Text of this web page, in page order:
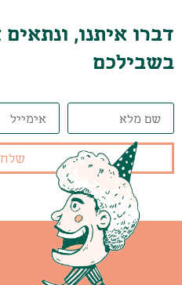
דברו איתנו,
בשבילכם
שלח